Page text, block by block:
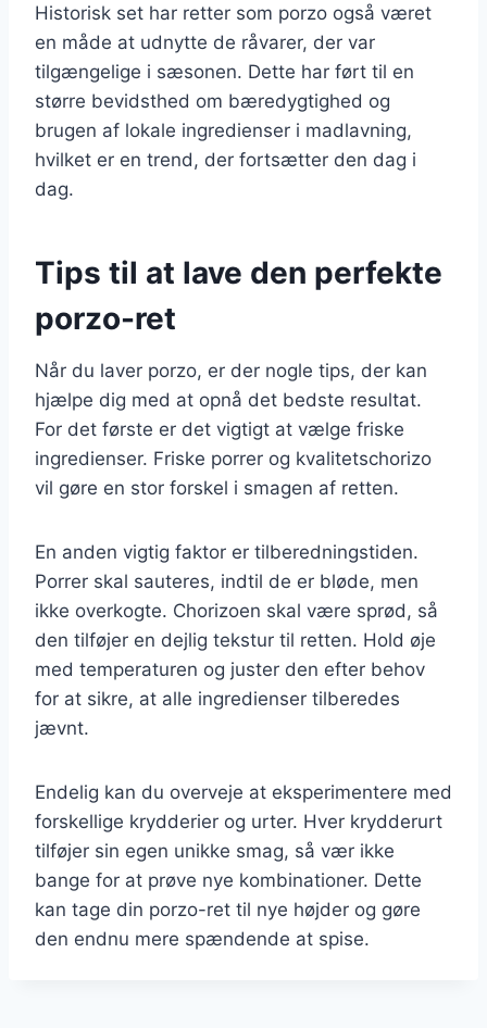
Historisk set har retter som porzo også været
en måde at udnytte de råvarer, der var
tilgængelige i sæsonen. Dette har ført til en
større bevidsthed om bæredygtighed og
brugen af lokale ingredienser i madlavning,
hvilket er en trend, der fortsætter den dag i
dag.
Tips til at lave den perfekte
porzo-ret
Når du laver porzo, er der nogle tips, der kan
hjælpe dig med at opnå det bedste resultat.
For det første er det vigtigt at vælge friske
ingredienser. Friske porrer og kvalitetschorizo
vil gøre en stor forskel i smagen af retten.
En anden vigtig faktor er tilberedningstiden.
Porrer skal sauteres, indtil de er bløde, men
ikke overkogte. Chorizoen skal være sprød, så
den tilføjer en dejlig tekstur til retten. Hold øje
med temperaturen og juster den efter behov
for at sikre, at alle ingredienser tilberedes
jævnt.
Endelig kan du overveje at eksperimentere med
forskellige krydderier og urter. Hver krydderurt
tilføjer sin egen unikke smag, så vær ikke
bange for at prøve nye kombinationer. Dette
kan tage din porzo-ret til nye højder og gøre
den endnu mere spændende at spise.